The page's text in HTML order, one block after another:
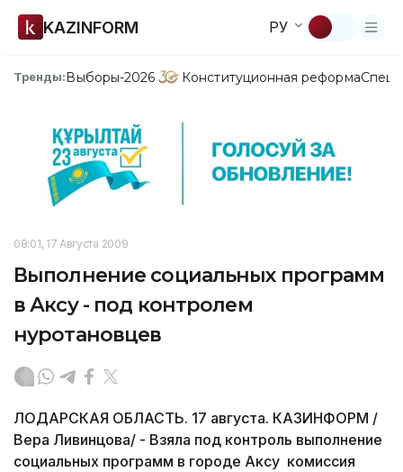
KAZINFORM РУ
Тренды:Выборы-2026 Конституционная реформа
08:01, 17 Августа 2009
Выполнение социальных программ
в Аксу - под контролем
нуротановцев
ЛОДАРСКАЯ ОБЛАСТЬ. 17 августа. КАЗИНФОРМ /
Вера Ливинцова/ - Взяла под контроль выполнение
социальных программ в городе Аксу комиссия